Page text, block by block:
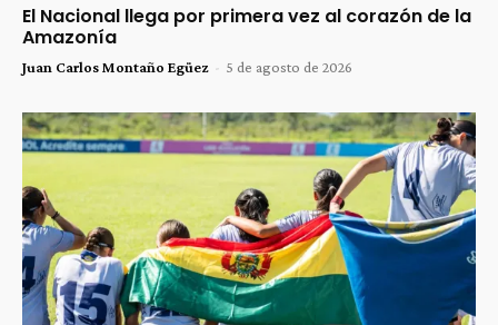
El Nacional llega por primera vez al corazón de la
Amazonía
Juan Carlos Montaño Egüez - 5 de agosto de 2026